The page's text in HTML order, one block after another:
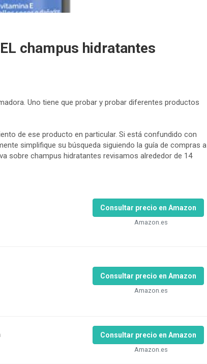
champus hidratantes
Uno tiene que probar y probar diferentes productos
de ese producto en particular. Si está confundido con
simplifique su búsqueda siguiendo la guía de compras a
sobre champus hidratantes revisamos alrededor de 14
Consultar precio en Amazon
Amazon.es
Consultar precio en Amazon
Amazon.es
Consultar precio en Amazon
Amazon.es